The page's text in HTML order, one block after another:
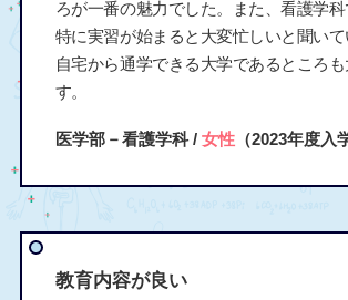
ろが一番の魅力でした。また、看護学科
特に実習が始まると大変忙しいと聞いて
自宅から通学できる大学であるところ
す。
医学部－看護学科 / 女性（2023年度入
教育内容が良い